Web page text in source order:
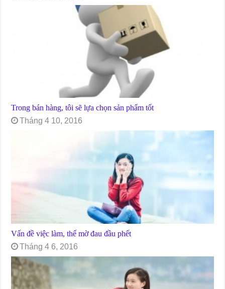
Trong bán hàng, tôi sẽ lựa chọn sản phẩm tốt
Tháng 4 10, 2016
Vấn đề việc làm, thế mờ đau đầu phết
Tháng 4 6, 2016